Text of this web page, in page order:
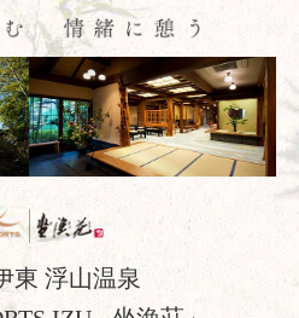
東 浮山温泉
セプト
客室
料理
アクセス